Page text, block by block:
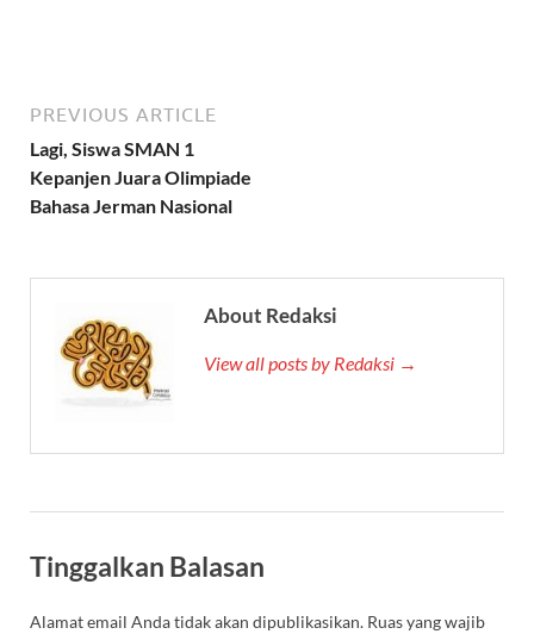
PREVIOUS ARTICLE
Lagi, Siswa SMAN 1
Kepanjen Juara Olimpiade
Bahasa Jerman Nasional
About Redaksi
View all posts by Redaksi →
Tinggalkan Balasan
Alamat email Anda tidak akan dipublikasikan. Ruas yang wajib